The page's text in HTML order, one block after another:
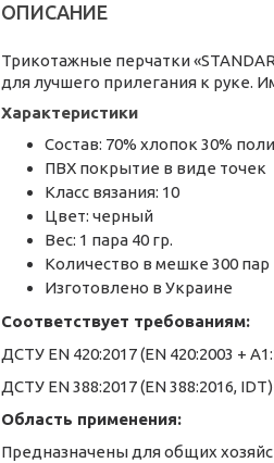
ОПИСАНИЕ
Трикотажные перчатки
для лучшего прилегания к руке.
Характеристики
Состав: 70% хлопок 30%
ПВХ покрытие в виде точек
Класс вязания: 10
Цвет: черный
Вес: 1 пара 40 гр.
Количество в мешке 300 пар
Изготовлено в Украине
Соответствует требованиям:
ДСТУ ЕN 420:2017 (EN 420:2003 +
ДСТУ EN 388:2017 (EN 388:2016,
Область применения:
Предназначены для общих